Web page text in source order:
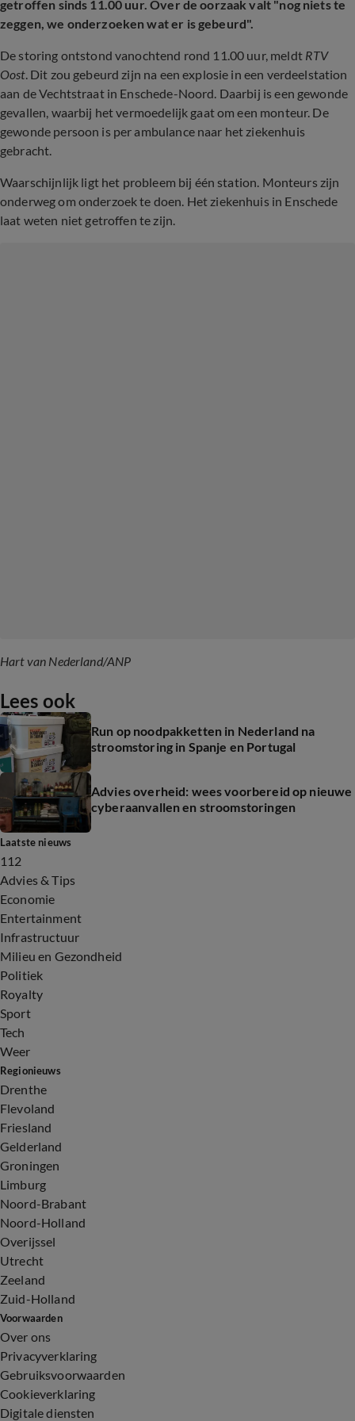
getroffen sinds 11.00 uur. Over de oorzaak valt "nog niets te
zeggen, we onderzoeken wat er is gebeurd".
De storing ontstond vanochtend rond 11.00 uur, meldt RTV
Oost. Dit zou gebeurd zijn na een explosie in een verdeelstation
aan de Vechtstraat in Enschede-Noord. Daarbij is een gewonde
gevallen, waarbij het vermoedelijk gaat om een monteur. De
gewonde persoon is per ambulance naar het ziekenhuis
gebracht.
Waarschijnlijk ligt het probleem bij één station. Monteurs zijn
onderweg om onderzoek te doen. Het ziekenhuis in Enschede
laat weten niet getroffen te zijn.
Hart van Nederland/ANP
Lees ook
Run op noodpakketten in Nederland na
stroomstoring in Spanje en Portugal
Advies overheid: wees voorbereid op nieuwe
cyberaanvallen en stroomstoringen
Laatste nieuws
112
Advies & Tips
Economie
Entertainment
Infrastructuur
Milieu en Gezondheid
Politiek
Royalty
Sport
Tech
Weer
Regionieuws
Drenthe
Flevoland
Friesland
Gelderland
Groningen
Limburg
Noord-Brabant
Noord-Holland
Overijssel
Utrecht
Zeeland
Zuid-Holland
Voorwaarden
Over ons
Privacyverklaring
Gebruiksvoorwaarden
Cookieverklaring
Digitale diensten